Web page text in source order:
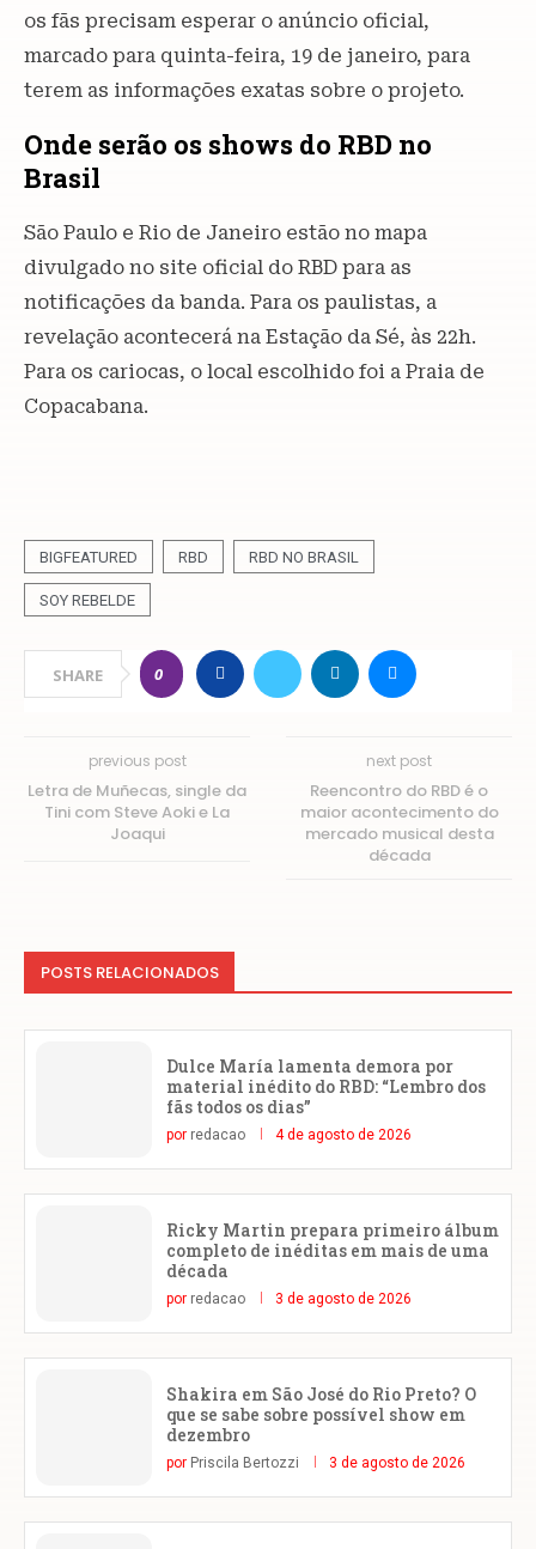
os fãs precisam esperar o anúncio oficial,
marcado para quinta-feira, 19 de janeiro, para
terem as informações exatas sobre o projeto.
Onde serão os shows do RBD no
Brasil
São Paulo e Rio de Janeiro estão no mapa
divulgado no site oficial do RBD para as
notificações da banda. Para os paulistas, a
revelação acontecerá na Estação da Sé, às 22h.
Para os cariocas, o local escolhido foi a Praia de
Copacabana.
BIGFEATURED RBD RBD NO BRASIL
SOY REBELDE
SHARE 0
previous post
Letra de Muñecas, single da
Tini com Steve Aoki e La
Joaqui
next post
Reencontro do RBD é o
maior acontecimento do
mercado musical desta
década
POSTS RELACIONADOS
Dulce María lamenta demora por
material inédito do RBD: “Lembro dos
fãs todos os dias”
por redacao 4 de agosto de 2026
Ricky Martin prepara primeiro álbum
completo de inéditas em mais de uma
década
por redacao 3 de agosto de 2026
Shakira em São José do Rio Preto? O
que se sabe sobre possível show em
dezembro
por Priscila Bertozzi 3 de agosto de 2026